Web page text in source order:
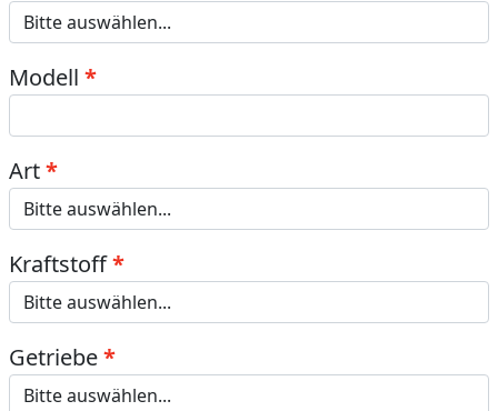
Modell
Art
Kraftstoff
Getriebe